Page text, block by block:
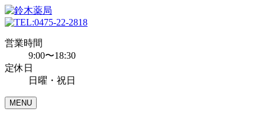
0475-22-2818
営業時間
9:00〜18:30
定休日
日曜・祝日
MENU